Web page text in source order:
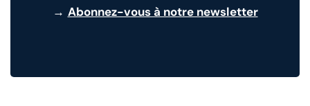
→ Abonnez-vous à notre newsletter